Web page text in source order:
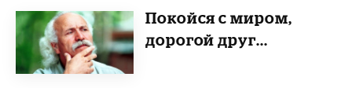
Покойся с миром,
дорогой друг.​..